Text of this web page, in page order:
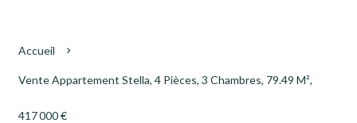
Accueil
Vente Appartement Stella, 4 Pièces, 3 Chambres, 79.49 M²,
417 000 €